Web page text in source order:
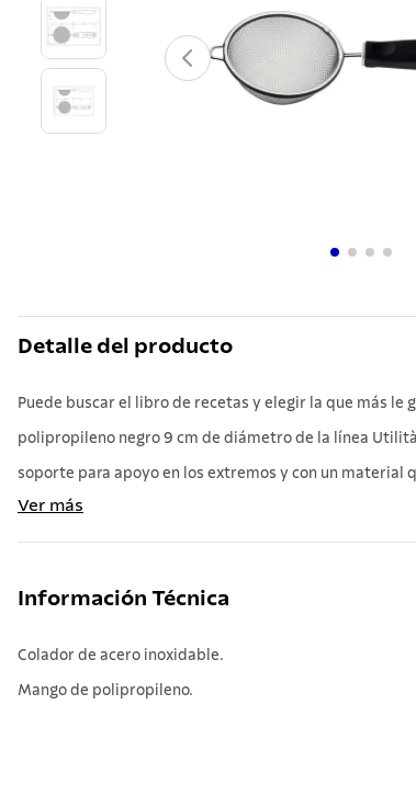
Detalle del producto
Puede buscar el libro de recetas y elegir la que más
polipropileno negro 9 cm de diámetro de la línea
soporte para apoyo en los extremos y con un material
Ver más
Información Técnica
Colador de acero inoxidable.
Mango de polipropileno.